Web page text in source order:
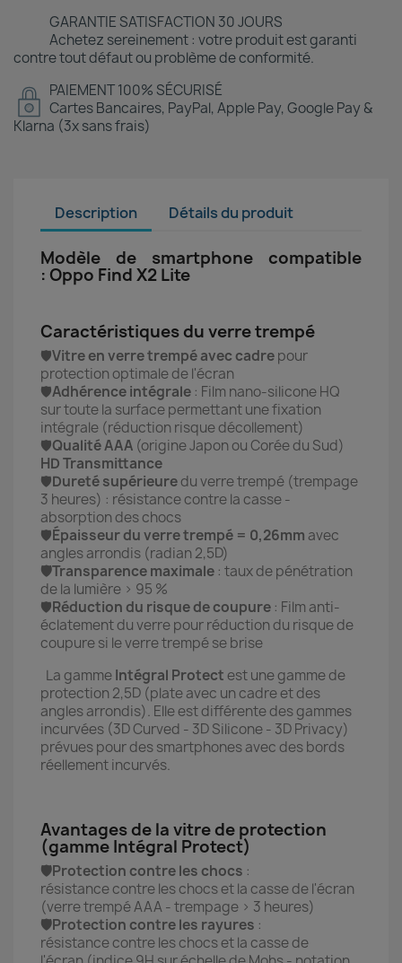
GARANTIE SATISFACTION 30 JOURS
Achetez sereinement : votre produit est garanti
contre tout défaut ou problème de conformité.
PAIEMENT 100% SÉCURISÉ
Cartes Bancaires, PayPal, Apple Pay, Google Pay &
Klarna (3x sans frais)
Description Détails du produit
Modèle de smartphone compatible
: Oppo Find X2 Lite
Caractéristiques du verre trempé
🛡️Vitre en verre trempé avec cadrepour
protection optimale de l'écran
🛡️Adhérence intégrale : Film nano-silicone HQ
sur toute la surface permettant une fixation
intégrale (réduction risque décollement)
🛡️Qualité AAA (origine Japon ou Corée du Sud)
HD Transmittance
🛡️Dureté supérieuredu verre trempé (trempage
3 heures) : résistance contre la casse -
absorption des chocs
🛡️Épaisseur du verre trempé = 0,26mm avec
angles arrondis (radian 2,5D)
🛡️Transparence maximale : taux de pénétration
de la lumière > 95 %
🛡️Réduction du risque de coupure : Film anti-
éclatement du verre pour réduction du risque de
coupure si le verre trempé se brise
La gammeIntégral Protect est une gamme de
protection 2,5D (plate avec un cadre et des
angles arrondis). Elle est différente des gammes
incurvées (3D Curved - 3D Silicone - 3D Privacy)
prévues pour des smartphones avec des bords
réellement incurvés.
Avantages de la vitre de protection
(gamme Intégral Protect)
🛡️Protection contre les chocs :
résistance contre les chocs et la casse de l'écran
(verre trempé AAA - trempage > 3 heures)
🛡️Protection contre les rayures :
résistance contre les chocs et la casse de